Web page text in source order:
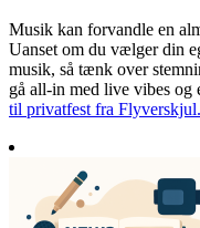
Musik kan forvandle en
Uanset om du vælger din
musik, så tænk over
gå all-in med live vibes og
til privatfest fra